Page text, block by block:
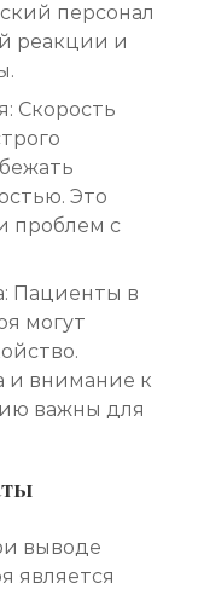
персонал
реакции и
Скорость
Это
проблем с
Пациенты в
могут
и внимание к
важны для
выводе
является